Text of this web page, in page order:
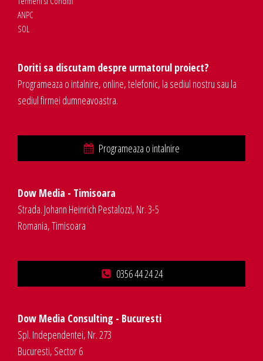
ANPC
SOL
Doriti sa discutam despre urmatorul proiect?
Programeaza o intalnire, online, telefonic, la sediul nostru sau la
sediul firmei dumneavoastra.
Programeaza o intalnire
Dow Media - Timisoara
Strada. Johann Heinrich Pestalozzi, Nr. 3-5
Romania, Timisoara
0356 44 24 24
Dow Media Consulting - Bucuresti
Spl. Independentei, Nr. 273
Bucuresti, Sector 6